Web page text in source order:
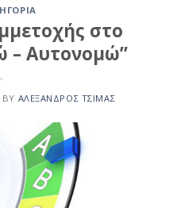
στο
– Αυτονομώ”
BY ΑΛΈΞΑΝΔΡΟΣ ΤΣΊΜΑΣ